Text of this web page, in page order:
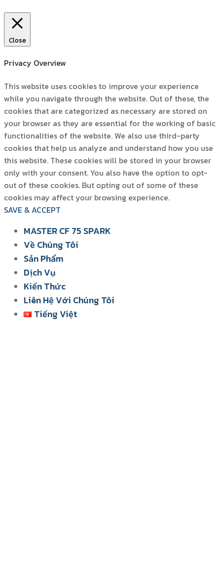
Close
Privacy Overview
This website uses cookies to improve your experience
while you navigate through the website. Out of these, the
cookies that are categorized as necessary are stored on
your browser as they are essential for the working of basic
functionalities of the website. We also use third-party
cookies that help us analyze and understand how you use
this website. These cookies will be stored in your browser
only with your consent. You also have the option to opt-
out of these cookies. But opting out of some of these
cookies may affect your browsing experience.
SAVE & ACCEPT
MASTER CF 75 SPARK
Về Chúng Tôi
Sản Phẩm
Dịch Vụ
Kiến Thức
Liên Hệ Với Chúng Tôi
Tiếng Việt